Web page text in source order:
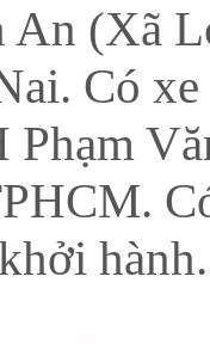
An (Xã
Có